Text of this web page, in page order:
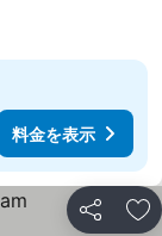
料金を表示
シェア お